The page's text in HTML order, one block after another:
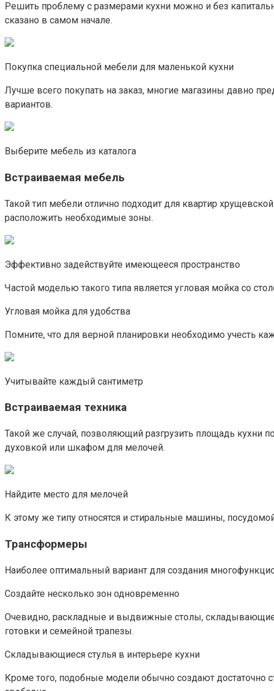
Решить проблему с размерами кухни можно и без
сказано в самом начале.
Покупка специальной мебели для маленькой кухни
Лучше всего покупать на заказ, многие магазины давно
вариантов.
Выберите мебель из каталога
Встраиваемая мебель
Такой тип мебели отлично подходит для квартир
расположить необходимые зоны.
Эффективно задействуйте имеющееся пространство
Частой моделью такого типа является угловая мойка со
Угловая мойка для удобства
Помните, что для верной планировки необходимо учесть
Учитывайте каждый сантиметр
Встраиваемая техника
Такой же случай, позволяющий разгрузить площадь кухни
духовкой или шкафом для мелочей.
Найдите место для мелочей
К этому же типу относятся и стиральные машины,
Трансформеры
Наиболее оптимальный вариант для создания
Создайте несколько зон одновременно
Очевидно, раскладные и выдвижные столы,
готовки и семейной трапезы.
Складывающиеся стулья в интерьере кухни
Кроме того, подобные модели обычно создают достаточно